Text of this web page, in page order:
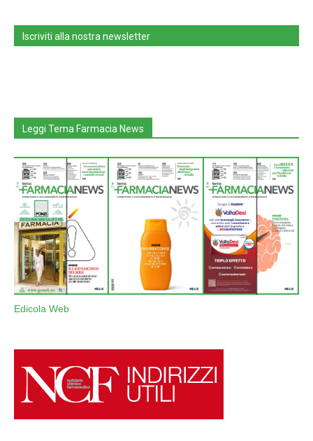
Iscriviti alla nostra newsletter
Leggi Tema Farmacia News
Edicola Web